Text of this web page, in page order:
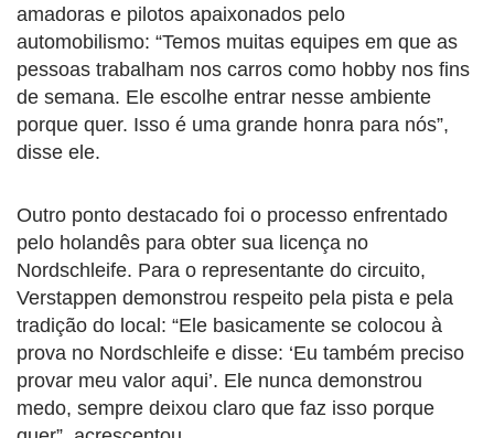
amadoras e pilotos apaixonados pelo
automobilismo: “Temos muitas equipes em que as
pessoas trabalham nos carros como hobby nos fins
de semana. Ele escolhe entrar nesse ambiente
porque quer. Isso é uma grande honra para nós”,
disse ele.
Outro ponto destacado foi o processo enfrentado
pelo holandês para obter sua licença no
Nordschleife. Para o representante do circuito,
Verstappen demonstrou respeito pela pista e pela
tradição do local: “Ele basicamente se colocou à
prova no Nordschleife e disse: ‘Eu também preciso
provar meu valor aqui’. Ele nunca demonstrou
medo, sempre deixou claro que faz isso porque